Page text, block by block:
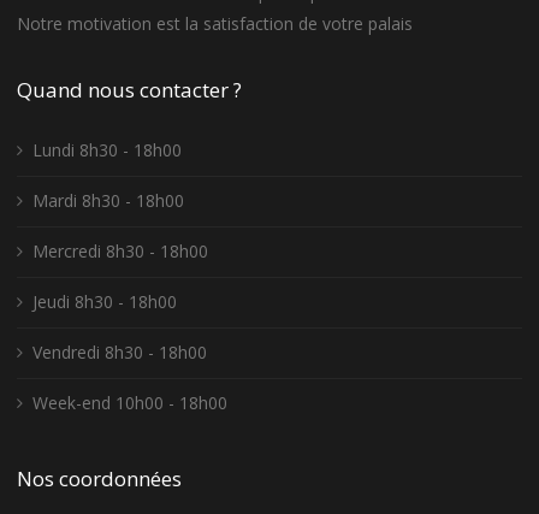
Notre motivation est la satisfaction de votre palais
Quand nous contacter ?
Lundi 8h30 - 18h00
Mardi 8h30 - 18h00
Mercredi 8h30 - 18h00
Jeudi 8h30 - 18h00
Vendredi 8h30 - 18h00
Week-end 10h00 - 18h00
Nos coordonnées